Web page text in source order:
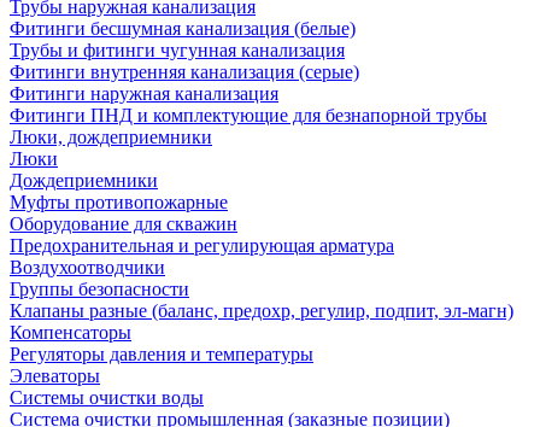
Трубы наружная канализация
Фитинги бесшумная канализация (белые)
Трубы и фитинги чугунная канализация
Фитинги внутренняя канализация (серые)
Фитинги наружная канализация
Фитинги ПНД и комплектующие для безнапорной трубы
Люки, дождеприемники
Люки
Дождеприемники
Муфты противопожарные
Оборудование для скважин
Предохранительная и регулирующая арматура
Воздухоотводчики
Группы безопасности
Клапаны разные (баланс, предохр, регулир, подпит, эл-магн)
Компенсаторы
Регуляторы давления и температуры
Элеваторы
Системы очистки воды
Система очистки промышленная (заказные позиции)